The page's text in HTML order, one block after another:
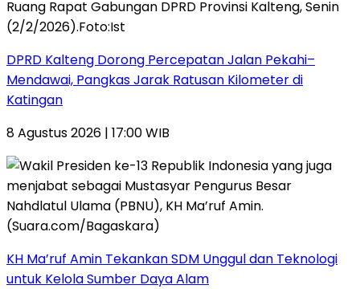
DPRD Kalteng Dorong Percepatan Jalan Pekahi–
Mendawai, Pangkas Jarak Ratusan Kilometer di
Katingan
8 Agustus 2026 | 17:00 WIB
KH Ma’ruf Amin Tekankan SDM Unggul dan Teknologi
untuk Kelola Sumber Daya Alam